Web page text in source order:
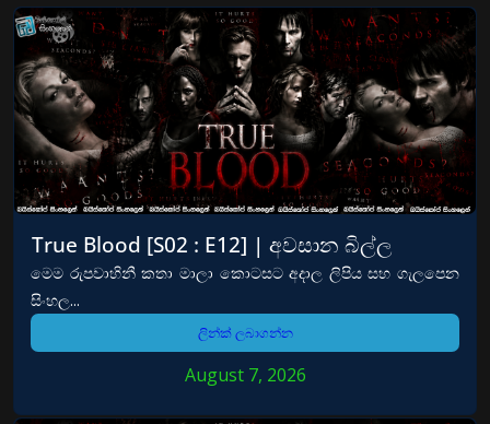
True Blood [S02 : E12] | අවසාන බිල්ල
මෙම රුපවාහිනී කතා මාලා කොටසට අදාල ලිපිය සහ ගැලපෙන
සිංහල...
ලින්ක් ලබාගන්න
August 7, 2026